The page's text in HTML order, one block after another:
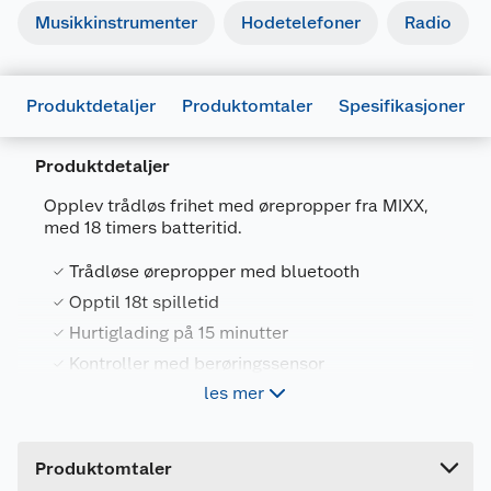
Musikkinstrumenter Hodetelefoner Radio
Produktdetaljer Produktomtaler Spesifikasjoner
Produktdetaljer
Opplev trådløs frihet med ørepropper fra MIXX,
med 18 timers batteritid.
Trådløse ørepropper med bluetooth
Opptil 18t spilletid
Hurtiglading på 15 minutter
Kontroller med berøringssensor
Disse silikonfrie, trådløse øreproppene er
les mer
Produktomtaler
Generelt
Artikkelnummer
Leverandørens artikkelnummer
Lengde